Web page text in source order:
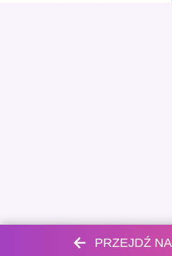
PRZEJDŹ NA